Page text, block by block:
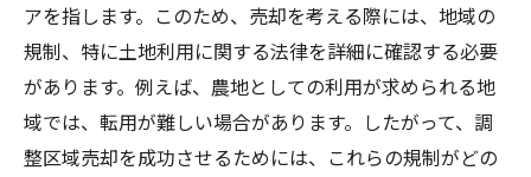
アを指します。このため、売却を考える際には、地域の
規制、特に土地利用に関する法律を詳細に確認する必要
があります。例えば、農地としての利用が求められる地
域では、転用が難しい場合があります。したがって、調
整区域売却を成功させるためには、これらの規制がどの